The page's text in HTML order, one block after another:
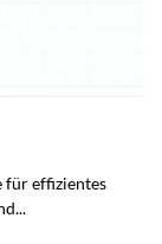
für effizientes